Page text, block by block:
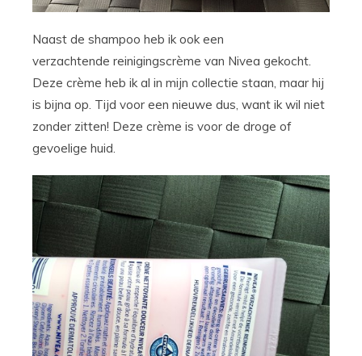
Naast de shampoo heb ik ook een
verzachtende reinigingscrème van Nivea gekocht.
Deze crème heb ik al in mijn collectie staan, maar hij
is bijna op. Tijd voor een nieuwe dus, want ik wil niet
zonder zitten! Deze crème is voor de droge of
gevoelige huid.